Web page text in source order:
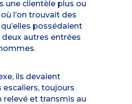
une clientèle plus ou
l’on trouvait des
possédaient
autres entrées
ils devaient
toujours
relevé et transmis au